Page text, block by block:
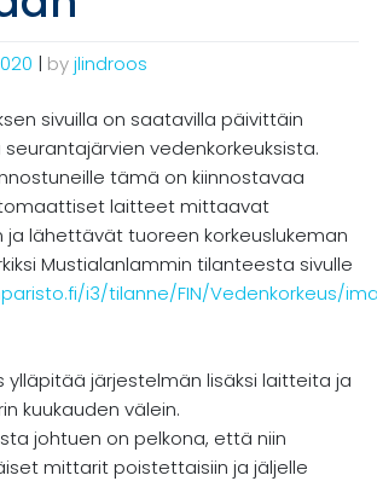
| byjlindroos
sivuilla on saatavilla päivittäin
vedenkorkeuksista.
tämä on kiinnostavaa
laitteet mittaavat
ja lähettävät tuoreen korkeuslukeman
Mustialanlammin tilanteesta sivulle
i3/tilanne/FIN/Vedenkorkeus/
ylläpitää järjestelmän lisäksi laitteita ja
kuukauden välein.
johtuen on pelkona, että niin
mittarit poistettaisiin ja jäljelle